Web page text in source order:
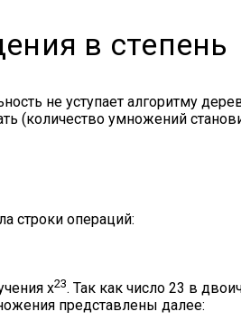
в степень
не уступает алгоритму
(количество умножений
строки операций:
x23. Так как число 23 в
представлены далее: